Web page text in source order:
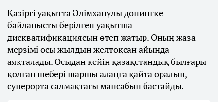
Қазіргі уақытта Әлімханұлы допингке
байланысты берілген уақытша
дисквалификациясын өтеп жатыр. Оның жаза
мерзімі осы жылдың желтоқсан айында
аяқталады. Осыдан кейін қазақстандық былғары
қолғап шебері шаршы алаңға қайта оралып,
суперорта салмақтағы мансабын бастайды.